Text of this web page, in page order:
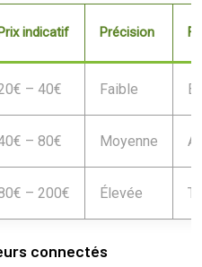
indicatif Précision
– 40€ Faible
– 80€ Moyenne
– 200€ Élevée
connectés